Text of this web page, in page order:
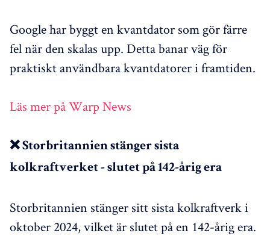
Google har byggt en kvantdator som gör färre
fel när den skalas upp. Detta banar väg för
praktiskt användbara kvantdatorer i framtiden.
Läs mer på Warp News
❌ Storbritannien stänger sista
kolkraftverket - slutet på 142-årig era
Storbritannien stänger sitt sista kolkraftverk i
oktober 2024, vilket är slutet på en 142-årig era.